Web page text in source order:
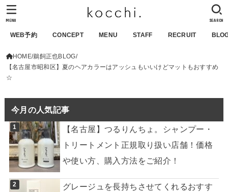
WEB予約 CONCEPT MENU STAFF RECRUIT
SEARCH
MENU
HOME 鵜飼正也BLOG
【名古屋市昭和区】夏のヘアカラーはアッシュもいいけどマットもおすすめ
☆
今月の人気記事
【名古屋】つるりんちょ。シャンプー・
トリートメント正規取り扱い店舗！価格
や使い方、購入方法をご紹介！
グレージュを長持ちさせてくれるおすす